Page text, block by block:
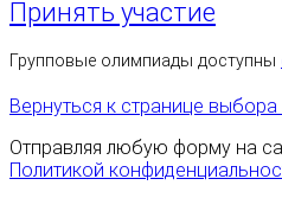
Принять участие
Групповые олимпиады доступны
Вернуться к странице выбора
Отправляя любую форму на
Политикой